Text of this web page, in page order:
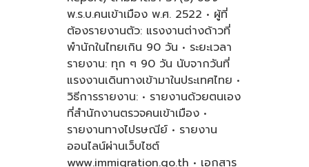
พ.ร.บ.คนเข้าเมือง พ.ศ. 2522 • ผู้ที่
ต้องรายงานตัว: แรงงานต่างด้าวที่
พำนักในไทยเกิน 90 วัน • ระยะเวลา
รายงาน: ทุก ๆ 90 วัน นับจากวันที่
แรงงานเดินทางเข้ามาในประเทศไทย •
วิธีการรายงาน: • รายงานด้วยตนเอง
ที่สำนักงานตรวจคนเข้าเมือง •
รายงานทางไปรษณีย์ • รายงาน
ออนไลน์ผ่านเว็บไซต์
www.immigration.go.th • เอกสาร